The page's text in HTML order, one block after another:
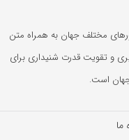
مختلف جهان به همراه متن
و تقویت قدرت شنیداری برای
است.
ما